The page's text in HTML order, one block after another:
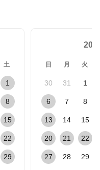
土
1
8
15
22
29
日 月 火
30 31 1
6 7 8
13 14 15
20 21 22
27 28 29